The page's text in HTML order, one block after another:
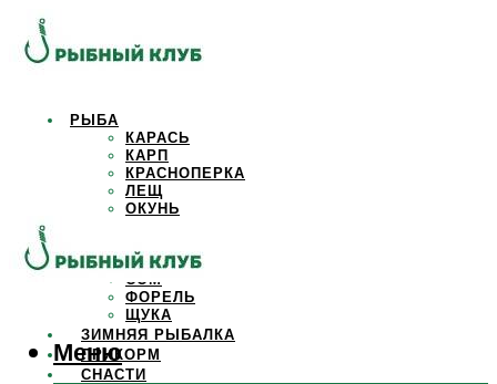
РЫБА
КАРАСЬ
КАРП
КРАСНОПЕРКА
ЛЕЩ
ОКУНЬ
САЗАН
СОМ
ФОРЕЛЬ
ЩУКА
ЗИМНЯЯ РЫБАЛКА
ПРИКОРМ
СНАСТИ
Меню